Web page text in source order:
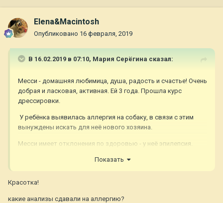
Elena&Macintosh
Опубликовано 16 февраля, 2019
В 16.02.2019 в 07:10, Мария Серёгина сказал:
Месси - домашняя любимица, душа, радость и счастье! Очень
добрая и ласковая, активная. Ей 3 года. Прошла курс
дрессировки.
У ребёнка выявилась аллергия на собаку, в связи с этим
вынуждены искать для неё нового хозяина.
Месси имеет отклонения по здоровью - у неё эпилепсия.
Показать
Красотка!
какие анализы сдавали на аллергию?